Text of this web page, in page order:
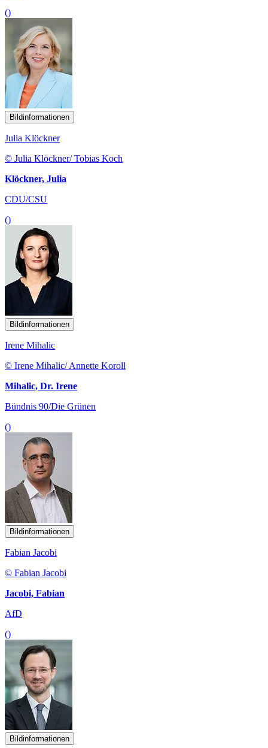
()
Bildinformationen
Julia Klöckner
© Julia Klöckner/ Tobias Koch
Klöckner, Julia
CDU/CSU
()
Bildinformationen
Irene Mihalic
© Irene Mihalic/ Annette Koroll
Mihalic, Dr. Irene
Bündnis 90/Die Grünen
()
Bildinformationen
Fabian Jacobi
© Fabian Jacobi
Jacobi, Fabian
AfD
()
Bildinformationen